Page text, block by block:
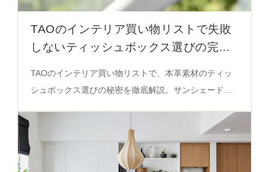
TAOのインテリア買い物リストで失敗
しないティッシュボックス選びの完全
TAOのインテリア買い物リストで、本革素材のティッ
シュボックス選びの秘密を徹底解説。サンシェードや